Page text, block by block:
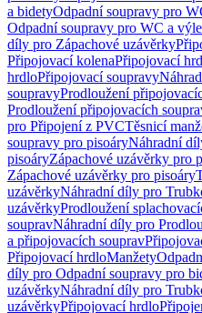
a bidetyOdpadní soupravy pro
Odpadní soupravy pro WC a
díly pro Zápachové uzávěrky
Připojovací kolenaPřipojovací
hrdloPřipojovací soupravy
soupravyProdloužení
Prodloužení připojovacích
pro Připojení z PVCTěsnicí
soupravy pro pisoáryNáhradní
pisoáryZápachové uzávěrky pro
Zápachové uzávěrky pro pisoáry
uzávěrkyNáhradní díly pro
uzávěrkyProdloužení
soupravNáhradní díly pro
a připojovacích souprav
Připojovací hrdloManžety
díly pro Odpadní soupravy pro
uzávěrkyNáhradní díly pro
uzávěrkyPřipojovací hrdlo